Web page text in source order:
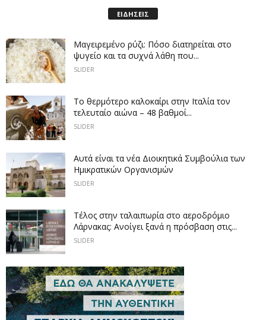
ΕΙΔΗΣΕΙΣ
Μαγειρεμένο ρύζι: Πόσο διατηρείται στο
ψυγείο και τα συχνά λάθη που...
SLIDER
Το θερμότερο καλοκαίρι στην Ιταλία τον
τελευταίο αιώνα – 48 βαθμοί...
SLIDER
Αυτά είναι τα νέα Διοικητικά Συμβούλια των
Ημικρατικών Οργανισμών
SLIDER
Tέλος στην ταλαιπωρία στο αεροδρόμιο
Λάρνακας: Ανοίγει ξανά η πρόσβαση στις...
SLIDER